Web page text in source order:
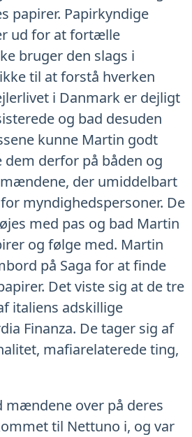
papirer. Papirkyndige
ud for at fortælle
bruger den slags i
til at forstå hverken
i Danmark er dejligt
og bad desuden
kunne Martin godt
dem derfor på båden og
der umiddelbart
myndighedspersoner. De
med pas og bad Martin
og følge med. Martin
på Saga for at finde
Det viste sig at de tre
italiens adskillige
Finanza. De tager sig af
mafiarelaterede ting,
mændene over på deres
til Nettuno i, og var